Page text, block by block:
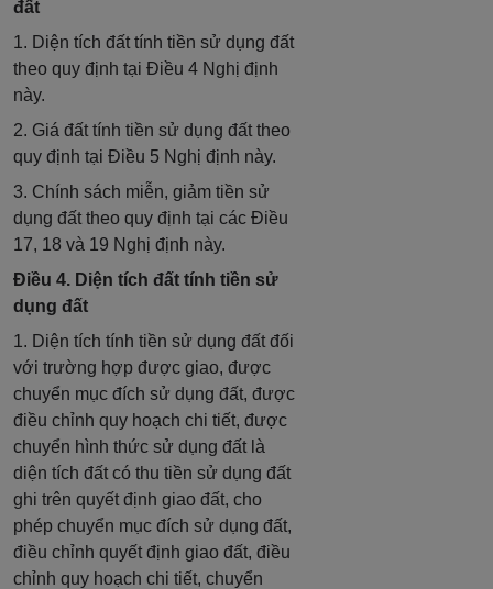
đất
1. Diện tích đất tính tiền sử dụng đất
theo quy định tại Điều 4 Nghị định
này.
2. Giá đất tính tiền sử dụng đất theo
quy định tại Điều 5 Nghị định này.
3. Chính sách miễn, giảm tiền sử
dụng đất theo quy định tại các Điều
17, 18 và 19 Nghị định này.
Điều 4. Diện tích đất tính tiền sử
dụng đất
1. Diện tích tính tiền sử dụng đất đối
với trường hợp được giao, được
chuyển mục đích sử dụng đất, được
điều chỉnh quy hoạch chi tiết, được
chuyển hình thức sử dụng đất là
diện tích đất có thu tiền sử dụng đất
ghi trên quyết định giao đất, cho
phép chuyển mục đích sử dụng đất,
điều chỉnh quyết định giao đất, điều
chỉnh quy hoạch chi tiết, chuyển